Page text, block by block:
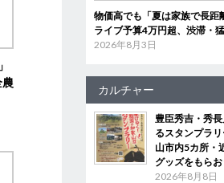
物価高でも「夏は家族で長
ライブ予算4万円超、渋滞・
2026年8月3日
カルチャー
豊臣秀吉・秀
るスタンプラ
山市内5カ所・
グッズをもらお
2026年8月8日